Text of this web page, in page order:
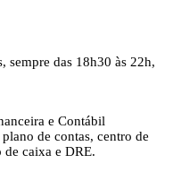
sempre das 18h30 às 22h,
e Contábil
de contas, centro de
de caixa e DRE.